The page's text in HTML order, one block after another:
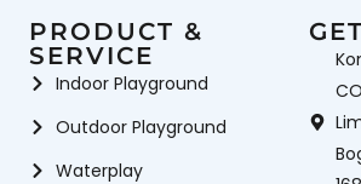
PRODUCT &
SERVICE
Indoor Playground
Outdoor Playground
Waterplay